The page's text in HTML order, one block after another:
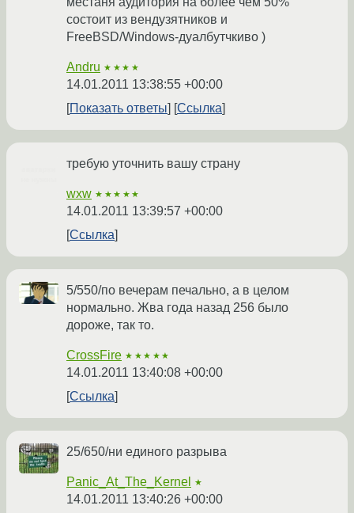
состоит из вендузятников и
FreeBSD/Windows-дуалбутчкиво )
Andru ★★★★
14.01.2011 13:38:55 +00:00
Показать ответы
Ссылка
требую уточнить вашу страну
wxw ★★★★★
14.01.2011 13:39:57 +00:00
Ссылка
5/550/по вечерам печально, а в целом
нормально. Жва года назад 256 было
дороже, так то.
CrossFire ★★★★★
14.01.2011 13:40:08 +00:00
Ссылка
25/650/ни единого разрыва
Panic_At_The_Kernel ★
14.01.2011 13:40:26 +00:00